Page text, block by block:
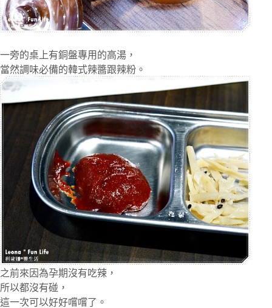
一旁的桌上有銅盤專用的高湯，
當然調味必備的韓式辣醬跟辣粉。
之前來因為孕期沒有吃辣，
所以都沒有碰，
這一次可以好好嚐嚐了。